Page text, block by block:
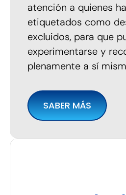
atención a quienes
etiquetados como
excluidos, para que
experimentarse y
plenamente a sí
SABER MÁS